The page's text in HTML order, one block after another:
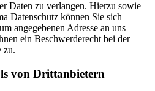
Daten zu verlangen. Hierzu sowie
Datenschutz können Sie sich
angegebenen Adresse an uns
ein Beschwerderecht bei der
zu.
von Drittanbietern